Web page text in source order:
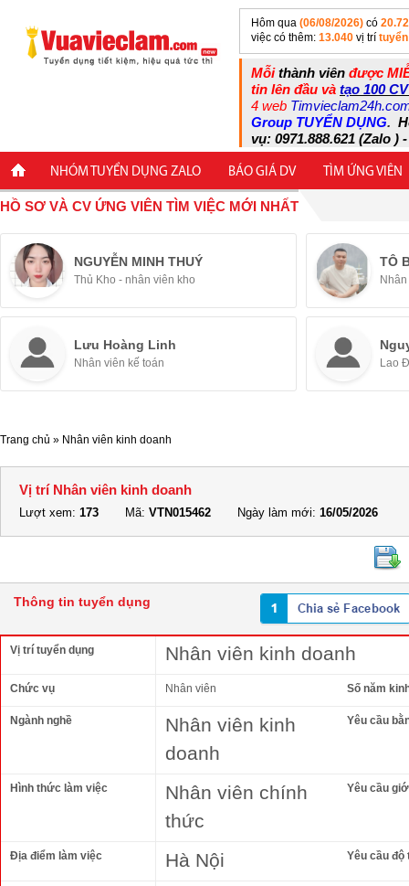
Hôm qua (06/08/2026) có
việc có thêm: 13.040 vị trí
Mỗithành viên được
tin lên đầu và tạo 100
4 web
Group TUYỂN DỤNG.
vụ: 0971.888.621 (Zalo )
NHÓM TUYỂN DỤNG ZALO BÁO GIÁ DV TÌM ỨNG VIÊN
HỒ SƠ VÀ CV ỨNG VIÊN TÌM VIỆC MỚI NHẤT
NGUYỄN MINH THUÝ
Thủ Kho - nhân viên kho
TÔ
Lưu Hoàng Linh
Nhân viên kế toán Lao
Trang chủ » Nhân viên kinh doanh
Vị trí Nhân viên kinh doanh
Lượt xem: 173 Mã: VTN015462 Ngày làm mới: 16/05/2026
Thông tin tuyển dụng
Vị trí tuyển dụng Nhân viên kinh doanh
Chức vụ Nhân viên Số năm
Ngành nghề
Nhân viên kinh
doanh
Yêu cầu
Hình thức làm việc
Nhân viên chính
thức
Yêu cầu
Địa điểm làm việc Hà Nội Yêu cầu độ